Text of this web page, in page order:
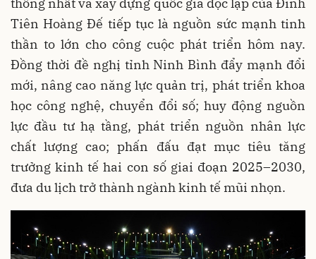
Tiên Hoàng Đế tiếp tục là nguồn sức mạnh tinh
thần to lớn cho công cuộc phát triển hôm nay.
Đồng thời đề nghị tỉnh Ninh Bình đẩy mạnh đổi
mới, nâng cao năng lực quản trị, phát triển khoa
học công nghệ, chuyển đổi số; huy động nguồn
lực đầu tư hạ tầng, phát triển nguồn nhân lực
chất lượng cao; phấn đấu đạt mục tiêu tăng
trưởng kinh tế hai con số giai đoạn 2025–2030,
đưa du lịch trở thành ngành kinh tế mũi nhọn.